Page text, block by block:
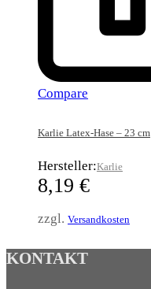
Compare
Karlie Latex-Hase – 23 cm
Hersteller:Karlie
8,19 €
zzgl. Versandkosten
KONTAKT